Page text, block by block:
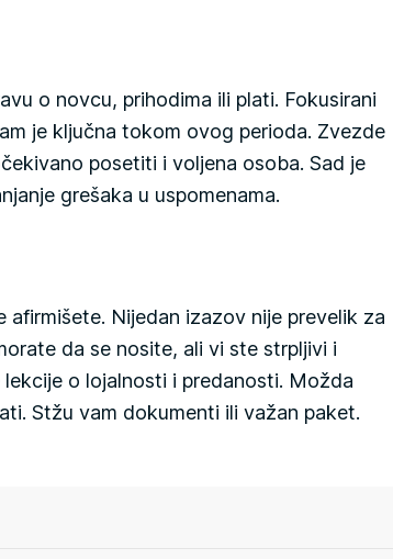
o novcu, prihodima ili plati. Fokusirani
je ključna tokom ovog perioda. Zvezde
posetiti i voljena osoba. Sad je
grešaka u uspomenama.
afirmišete. Nijedan izazov nije prevelik za
da se nosite, ali vi ste strpljivi i
o lojalnosti i predanosti. Možda
Stžu vam dokumenti ili važan paket.